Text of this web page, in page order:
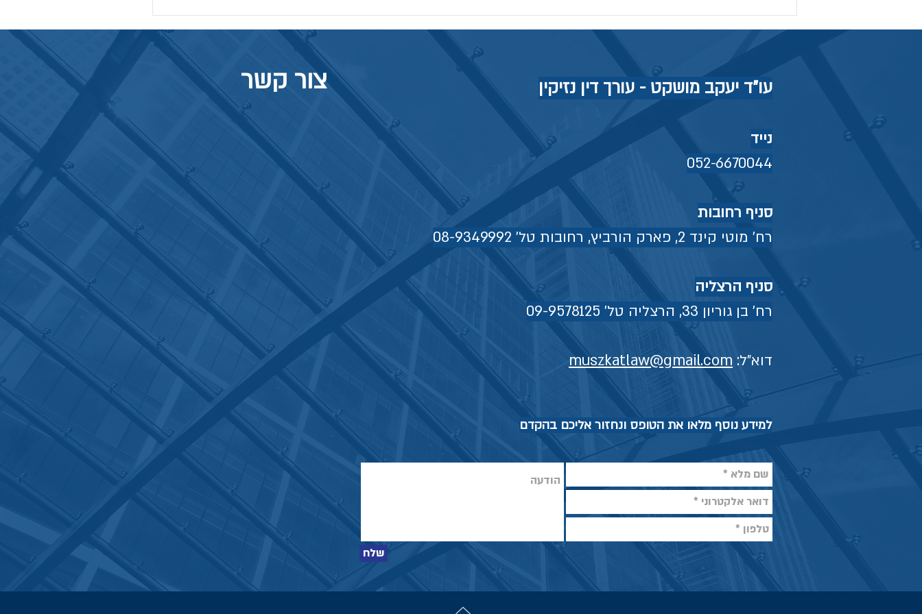
צור קשר עו"ד יעקב מושקט - עורך דין נזיקין
נייד
052-6670044
סניף רחובות
רח' מוטי קינד 2, פארק הורביץ, רחובות טל' 08-9349992
סניף הרצליה
רח' בן גוריון 33, הרצליה טל' 09-9578125
דוא"ל: muszkatlaw@gmail.com
למידע נוסף מלאו את הטופס ונחזור אליכם בהקדם
שלח